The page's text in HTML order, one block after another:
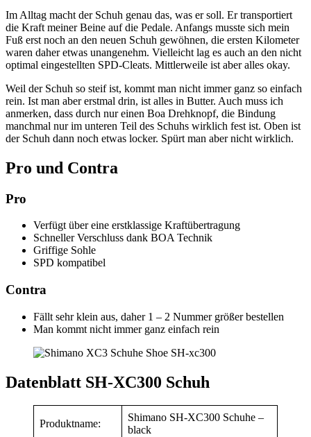
Im Alltag macht der Schuh genau das, was er soll. Er transportiert
die Kraft meiner Beine auf die Pedale. Anfangs musste sich mein
Fuß erst noch an den neuen Schuh gewöhnen, die ersten Kilometer
waren daher etwas unangenehm. Vielleicht lag es auch an den nicht
optimal eingestellten SPD-Cleats. Mittlerweile ist aber alles okay.
Weil der Schuh so steif ist, kommt man nicht immer ganz so einfach
rein. Ist man aber erstmal drin, ist alles in Butter. Auch muss ich
anmerken, dass durch nur einen Boa Drehknopf, die Bindung
manchmal nur im unteren Teil des Schuhs wirklich fest ist. Oben ist
der Schuh dann noch etwas locker. Spürt man aber nicht wirklich.
Pro und Contra
Pro
Verfügt über eine erstklassige Kraftübertragung
Schneller Verschluss dank BOA Technik
Griffige Sohle
SPD kompatibel
Contra
Fällt sehr klein aus, daher 1 – 2 Nummer größer bestellen
Man kommt nicht immer ganz einfach rein
Datenblatt SH-XC300 Schuh
Produktname:
Shimano SH-XC300 Schuhe –
black